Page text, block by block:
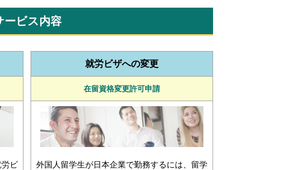
ービス内容
ビ
就労ビザへの変更
在留資格変更許可申請
外国人留学生が日本企業で勤務するには、留学